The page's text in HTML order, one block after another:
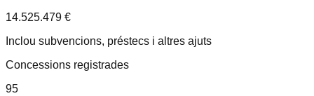
14.525.479 €
Inclou subvencions, préstecs i altres ajuts
Concessions registrades
95